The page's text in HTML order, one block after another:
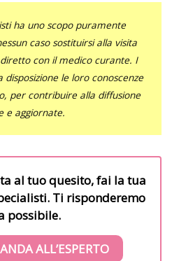
ha uno scopo puramente
caso sostituirsi alla visita
con il medico curante. I
le loro conoscenze
per contribuire alla diffusione
e aggiornate.
al tuo quesito, fai la tua
Ti risponderemo
possibile.
ALL’ESPERTO